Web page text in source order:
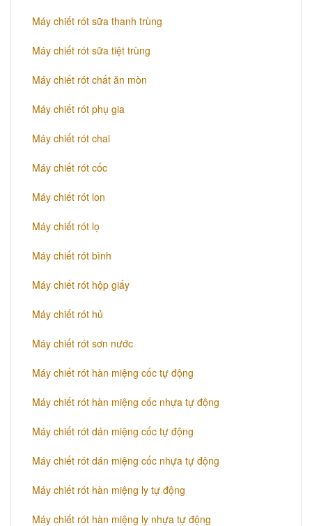
Máy chiết rót sữa thanh trùng
Máy chiết rót sữa tiệt trùng
Máy chiết rót chất ăn mòn
Máy chiết rót phụ gia
Máy chiết rót chai
Máy chiết rót cốc
Máy chiết rót lon
Máy chiết rót lọ
Máy chiết rót bình
Máy chiết rót hộp giấy
Máy chiết rót hủ
​Máy chiết rót sơn nước
Máy chiết rót hàn miệng cốc tự động
Máy chiết rót hàn miệng cốc nhựa tự động
Máy chiết rót dán miệng cốc tự động
Máy chiết rót dán miệng cốc nhựa tự động
Máy chiết rót hàn miệng ly tự động
Máy chiết rót hàn miệng ly nhựa tự động